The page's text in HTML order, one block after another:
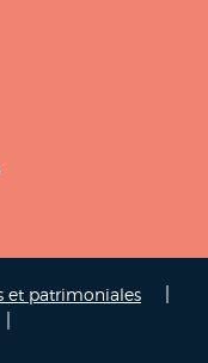
et patrimoniales